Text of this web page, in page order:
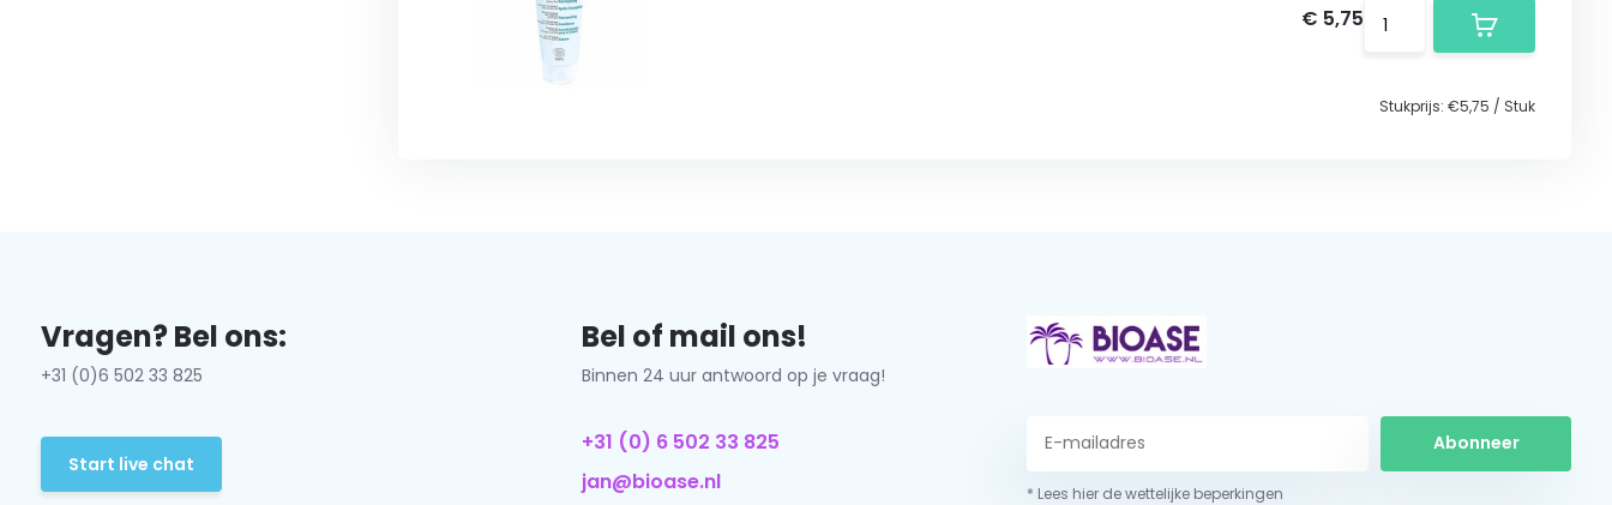
€ 5,75
Stukprijs:€5,75 / Stuk
Vragen? Bel ons:
+31 (0)6 502 33 825
Start live chat
Bel of mail ons!
Binnen 24 uur antwoord op je vraag!
+31 (0) 6 502 33 825
jan@bioase.nl
Abonneer
* Lees hier de wettelijke beperkingen